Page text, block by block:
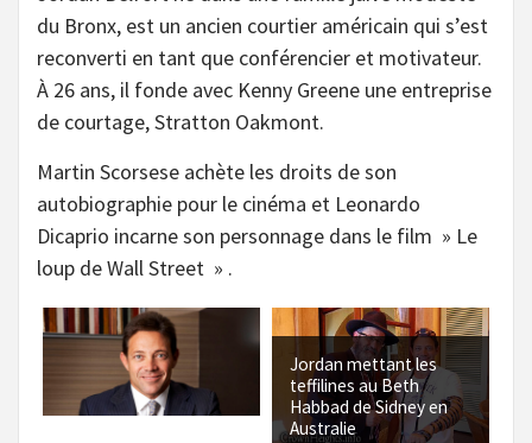
du Bronx, est un ancien courtier américain qui s’est
reconverti en tant que conférencier et motivateur.
À 26 ans, il fonde avec Kenny Greene une entreprise
de courtage, Stratton Oakmont.
Martin Scorsese achète les droits de son
autobiographie pour le cinéma et Leonardo
Dicaprio incarne son personnage dans le film » Le
loup de Wall Street » .
Jordan mettant les
teffilines au Beth
Habbad de Sidney en
Australie